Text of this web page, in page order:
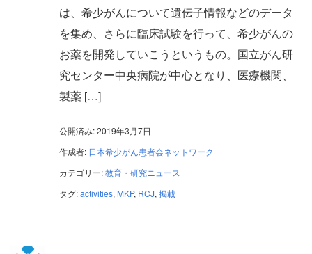
は、希少がんについて遺伝子情報などのデータ
を集め、さらに臨床試験を行って、希少がんの
お薬を開発していこうというもの。国立がん研
究センター中央病院が中心となり、医療機関、
製薬 […]
公開済み: 2019年3月7日
作成者: 日本希少がん患者会ネットワーク
カテゴリー:教育・研究ニュース
タグ:activities, MKP, RCJ, 掲載